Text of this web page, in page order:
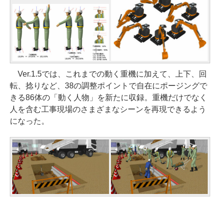
Ver.1.5では、これまでの動く重機に加えて、上下、回
転、捻りなど、38の調整ポイントで自在にポージングで
きる86体の「動く人物」を新たに収録。重機だけでなく
人を含む工事現場のさまざまなシーンを再現できるよう
になった。